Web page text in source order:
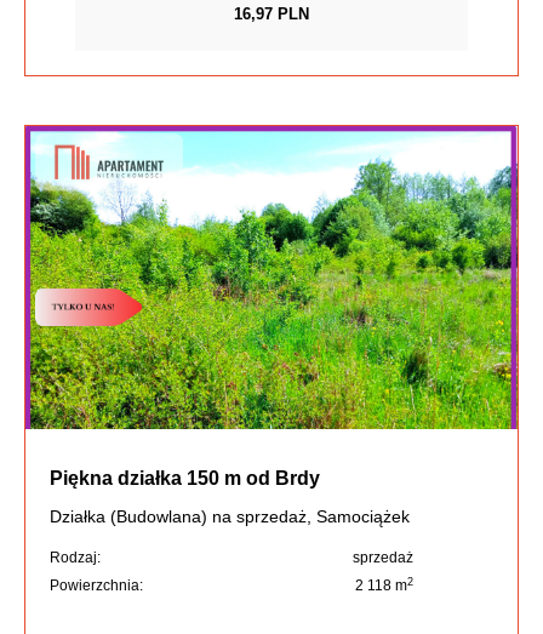
16,97 PLN
Piękna działka 150 m od Brdy
Działka (Budowlana) na sprzedaż, Samociążek
Rodzaj:
sprzedaż
Powierzchnia:
2 118 m2